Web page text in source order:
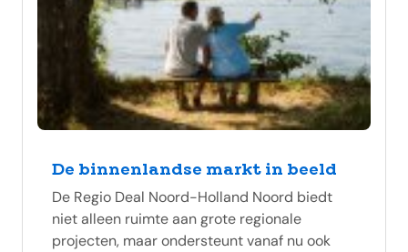
De binnenlandse markt in beeld
De Regio Deal Noord-Holland Noord biedt
niet alleen ruimte aan grote regionale
projecten, maar ondersteunt vanaf nu ook